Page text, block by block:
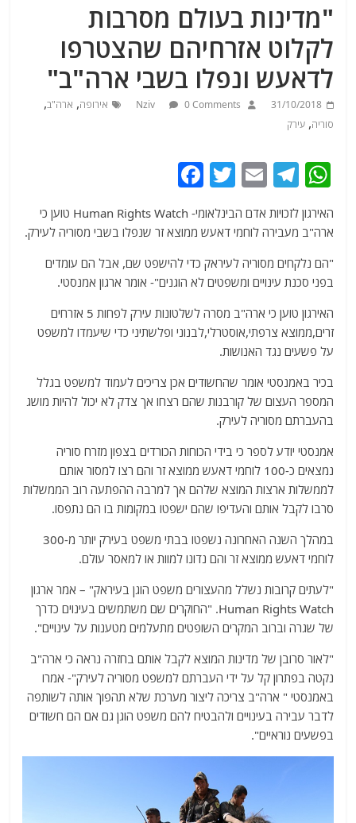
"מדינות בעולם מסרבות
לקלוט אזרחיהם שהצטרפו
לדאעש ונפלו בשבי ארה"ב"
31/10/2018
Nziv 0 Comments אירופה, ארה"ב,
סוריה,עירק
W
h
at
s
A
p
p
T
e
g
ra
m
E
ai
l
T
itt
er
c
e
b
o
o
האירגון לזכויות אדם הבינלאומי- Human Rights Watch טוען כי
ארה"ב מעבירה לוחמי דאעש ממוצא זר שנפלו בשבי מסוריה לעירק.
"הם נלקחים מסוריה לעיראק כדי להישפט שם, אבל הם עומדים
בפני סכנת עינויים ומשפטים לא הוגנים"- אומר ארגון אמנסטי.
האירגון טוען כי ארה"ב מסרה לשלטונות עירק לפחות 5 אזרחים
זרים,ממוצא צרפתי,אוסטרלי,לבנוני ופלשתיני כדי שיעמדו למשפט
על פשעים נגד האנושות.
בכיר באמנסטי אומר שהחשודים אכן צריכים לעמוד למשפט בגלל
המספר העצום של קורבנות שהם רצחו אך צדק לא יכול להיות מושג
בהעברתם מסוריה לעירק.
אמנסטי יודע לספר כי בידי הכוחות הכורדים בצפון מזרח סוריה
נמצאים כ-100 לוחמי דאעש ממוצא זר והם רצו למסור אותם
לממשלות ארצות המוצא שלהם אך למרבה ההפתעה רוב הממשלות
סרבו לקבל אותם והעדיפו שהם ישפטו במקומות בו הם נתפסו.
במהלך השנה האחרונה נשפטו בבתי משפט בעירק יותר מ-300
לוחמי דאעש ממוצא זר והם נדונו למוות או למאסר עולם.
"לעתים קרובות נשלל מהעצורים משפט הוגן בעיראק" – אמר ארגון
Human Rights Watch. "החוקרים שם משתמשים בעינוים כדרך
של שגרה וברוב המקרים השופטים מתעלמים מטענות על עינויים".
"לאור סרובן של מדינות המוצא לקבל אותם בחזרה נראה כי ארה"ב
נקטה בפתרון קל על ידי העברתם למשפט מסוריה לעירק"- אמרו
באמנסטי " ארה"ב צריכה ליצור מערכת שלא תהפוך אותה לשותפה
לדבר עבירה בעינויים ולהבטיח להם משפט הוגן גם אם הם חשודים
בפשעים נוראיים".